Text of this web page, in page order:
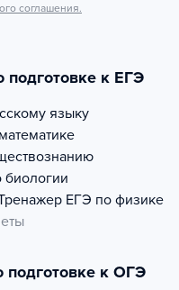
соглашения.
подготовке к ЕГЭ
языку
биологии
ЕГЭ по физике
подготовке к ОГЭ